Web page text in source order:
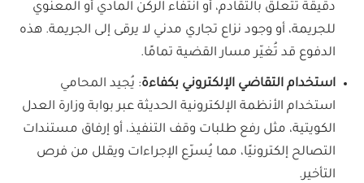
دقيقة تتعلق بالتقادم، أو انتفاء الركن المادي أو المعنوي
للجريمة، أو وجود نزاع تجاري مدني لا يرقى إلى الجريمة. هذه
الدفوع قد تُغيّر مسار القضية تمامًا.
استخدام التقاضي الإلكتروني بكفاءة: يُجيد المحامي
استخدام الأنظمة الإلكترونية الحديثة عبر بوابة وزارة العدل
الكويتية، مثل رفع طلبات وقف التنفيذ، أو إرفاق مستندات
التصالح إلكترونيًا، مما يُسرّع الإجراءات ويقلل من فرص
التأخير.